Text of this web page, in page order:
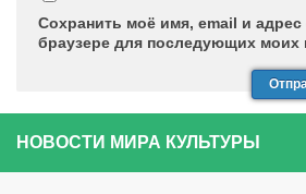
Сохранить моё имя, email и адрес
браузере для последующих моих
НОВОСТИ МИРА КУЛЬТУРЫ